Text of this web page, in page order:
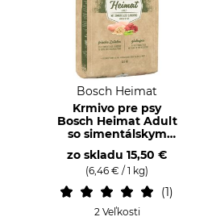
Bosch Heimat
Krmivo pre psy
Bosch Heimat Adult
so simentálskym
hovädzím mäsom
zo skladu 15,50 €
(6,46 € / 1 kg)
1
2 Veľkosti